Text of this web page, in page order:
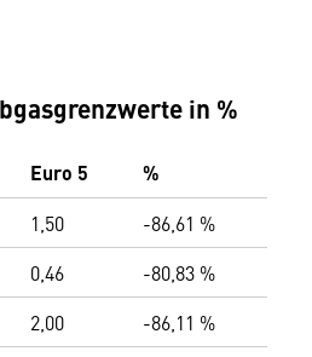
in %
Euro 5 %
1,50
-86,61 %
0,46
-80,83 %
2,00
-86,11 %